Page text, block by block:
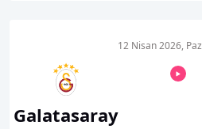
Galatasaray
12 Nisan 2026,